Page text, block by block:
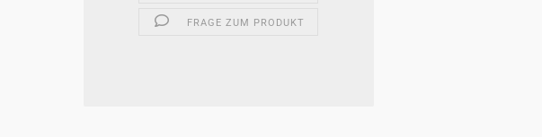
FRAGE ZUM PRODUKT